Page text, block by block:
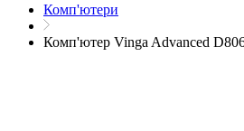
Комп'ютери
Комп'ютер Vinga Advanced